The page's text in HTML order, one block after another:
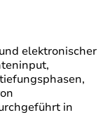
elektronischer
in